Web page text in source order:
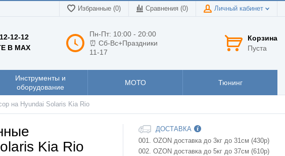
Избранные (0) Сравнения (0) Личный кабинет
12-12
В MAX
Пн-Пт: 10:00 - 20:00
⏰ Сб-Вс+Праздники
11-17
Корзина
Пуста
Инструменты и
оборудование
МОТО Тюнинг
на Hyundai Solaris Kia Rio
Kia Rio
ДОСТАВКА
001. OZON доставка до 3кг до 31см (430р)
002. OZON доставка до 5кг до 37см (610р)